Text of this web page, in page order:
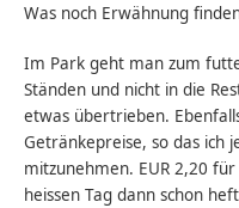
Was noch Erwähnung
Im Park geht man zum
Ständen und nicht in die
etwas übertrieben.
Getränkepreise, so das ich
mitzunehmen. EUR 2,20
heissen Tag dann schon